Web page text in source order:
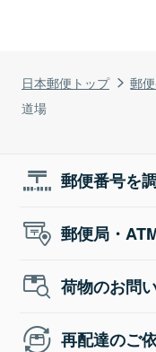
日本郵便トップ 郵
道場
郵便番号を
郵便局・
荷物のお問
再配達のご